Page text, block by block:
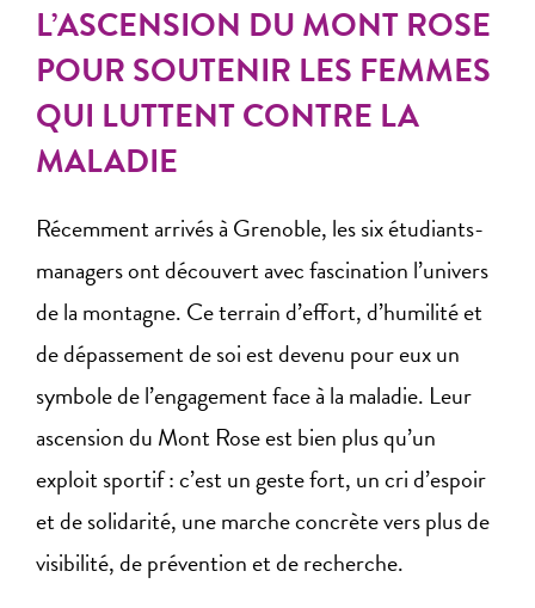
L’ASCENSION DU MONT ROSE
POUR SOUTENIR LES FEMMES
QUI LUTTENT CONTRE LA
MALADIE
Récemment arrivés à Grenoble, les six étudiants-
managers ont découvert avec fascination l’univers
de la montagne. Ce terrain d’effort, d’humilité et
de dépassement de soi est devenu pour eux un
symbole de l’engagement face à la maladie. Leur
ascension du Mont Rose est bien plus qu’un
exploit sportif : c’est un geste fort, un cri d’espoir
et de solidarité, une marche concrète vers plus de
visibilité, de prévention et de recherche.